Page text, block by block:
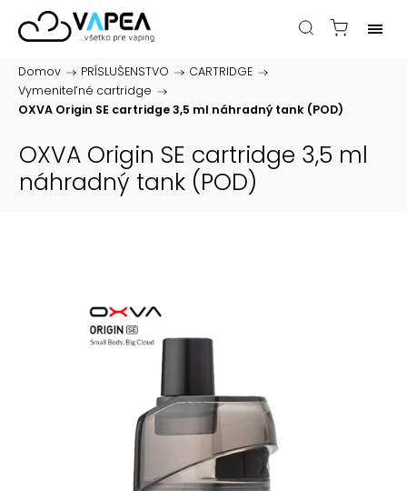
Domov / PRÍSLUŠENSTVO / CARTRIDGE /
Vymeniteľné cartridge /
OXVA Origin SE cartridge 3,5 ml náhradný tank (POD)
OXVA Origin SE cartridge 3,5 ml
náhradný tank (POD)